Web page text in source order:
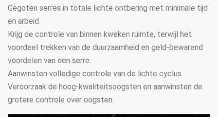
7 Verwarmingssysteem
hete lucht het
het elektrische
8 Druppelbevloeiingssysteem
serrelengte en
worden aangepast
Het kan volgens de
Gegoten serres in totale lichte ontbering met minimale tijd
en arbeid.
Krijg de controle van binnen kweken ruimte, terwijl het
voordeel trekken van de duurzaamheid en geld-bewarend
voordelen van een serre.
Aanwinsten volledige controle van de lichte cyclus.
Veroorzaak de hoog-kwaliteitsoogsten en aanwinsten de
grotere controle over oogsten.